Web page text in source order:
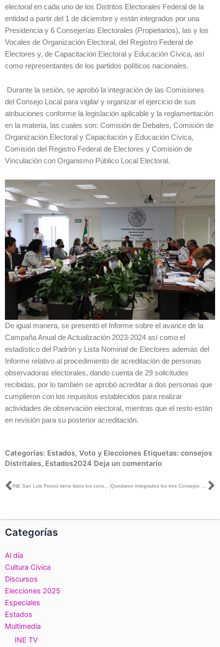
electoral en cada uno de los Distritos Electorales Federal de la
entidad a partir del 1 de diciembre y están integrados por una
Presidencia y 6 Consejerías Electorales (Propietarios), las y los
Vocales de Organización Electoral, del Registro Federal de
Electores y, de Capacitación Electoral y Educación Cívica, así
como representantes de los partidos políticos nacionales.
Durante la sesión, se aprobó la integración de las Comisiones
del Consejo Local para vigilar y organizar el ejercicio de sus
atribuciones conforme la legislación aplicable y la reglamentación
en la materia, las cuales son: Comisión de Debates, Comisión de
Organización Electoral y Capacitación y Educación Cívica,
Comisión del Registro Federal de Electores y Comisión de
Vinculación con Organismo Público Local Electoral.
De igual manera, se presentó el Informe sobre el avance de la
Campaña Anual de Actualización 2023-2024 así como el
estadístico del Padrón y Lista Nominal de Electores además del
Informe relativo al procedimiento de acreditación de personas
observadoras electorales, dando cuenta de 29 solicitudes
recibidas, por lo también se aprobó acreditar a dos personas que
cumplieron con los requisitos establecidos para realizar
actividades de observación electoral, mientras que el resto están
en revisión para su posterior acreditación.
Categorías: Estados, Voto y Elecciones Etiquetas: consejos
Distritales, Estados2024 Deja un comentario
Ant INE San Luis Potosí tiene listos los consejos distritales de los procesos electorales 2023-2024 y 2026-2027 Quedaron integrados los tres Consejos Distritales del INE en el estado Aguascalientes
Categorías
Al día
Cultura Cívica
Discursos
Elecciones 2025
Especiales
Estados
Multimedia
INE TV